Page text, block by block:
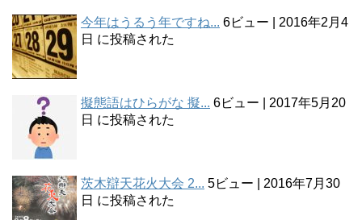
今年はうるう年ですね... 6ビュー
2016年2月4
日 に投稿された
擬態語はひらがな 擬... 6ビュー
2017年5月20
日 に投稿された
茨木辯天花火大会 2... 5ビュー
2016年7月30
日 に投稿された